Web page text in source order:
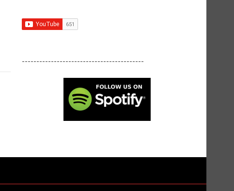
------------------------------------------